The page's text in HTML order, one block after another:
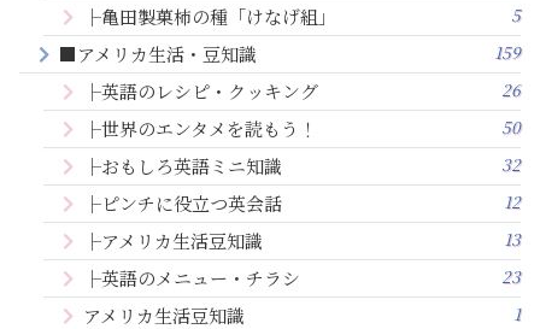
├亀田製菓柿の種「けなげ組」 5
■アメリカ生活・豆知識 159
├英語のレシピ・クッキング 26
├世界のエンタメを読もう！ 50
├おもしろ英語ミニ知識 32
├ピンチに役立つ英会話 12
├アメリカ生活豆知識 13
├英語のメニュー・チラシ 23
アメリカ生活豆知識 1